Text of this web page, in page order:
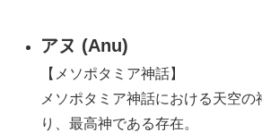
アヌ (Anu)
【メソポタミア神話】
メソポタミア神話における天空の
り、最高神である存在。